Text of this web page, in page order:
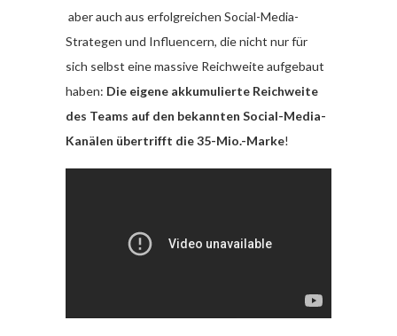
aber auch aus erfolgreichen Social-Media-
Strategen und Influencern, die nicht nur für
sich selbst eine massive Reichweite aufgebaut
haben: Die eigene akkumulierte Reichweite
des Teams auf den bekannten Social-Media-
Kanälen übertrifft die 35-Mio.-Marke!